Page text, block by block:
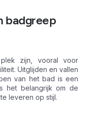
badgreep
zijn, vooral voor
Uitglijden en vallen
van het bad is een
het belangrijk om de
leveren op stijl.